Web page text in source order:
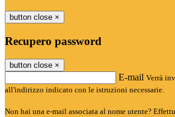
button close ×
Recupero password
button close ×
E-mail Verrà
all'indirizzo indicato con le istruzioni necessarie.
Non hai una e-mail associata al nome utente?